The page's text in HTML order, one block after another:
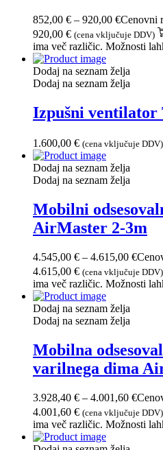
852,00 € – 920,00 €Cenovni
920,00 € (cena vključuje DDV)
ima več različic. Možnosti
Dodaj na seznam želja
Dodaj na seznam želja
Izpušni ventilator
1.600,00 € (cena vključuje DDV)
Dodaj na seznam želja
Dodaj na seznam želja
Mobilni
AirMaster 2-3m
4.545,00 € – 4.615,00 €
4.615,00 € (cena vključuje DDV)
ima več različic. Možnosti
Dodaj na seznam želja
Dodaj na seznam želja
Mobilna
varilnega dima
3.928,40 € – 4.001,60 €
4.001,60 € (cena vključuje DDV)
ima več različic. Možnosti